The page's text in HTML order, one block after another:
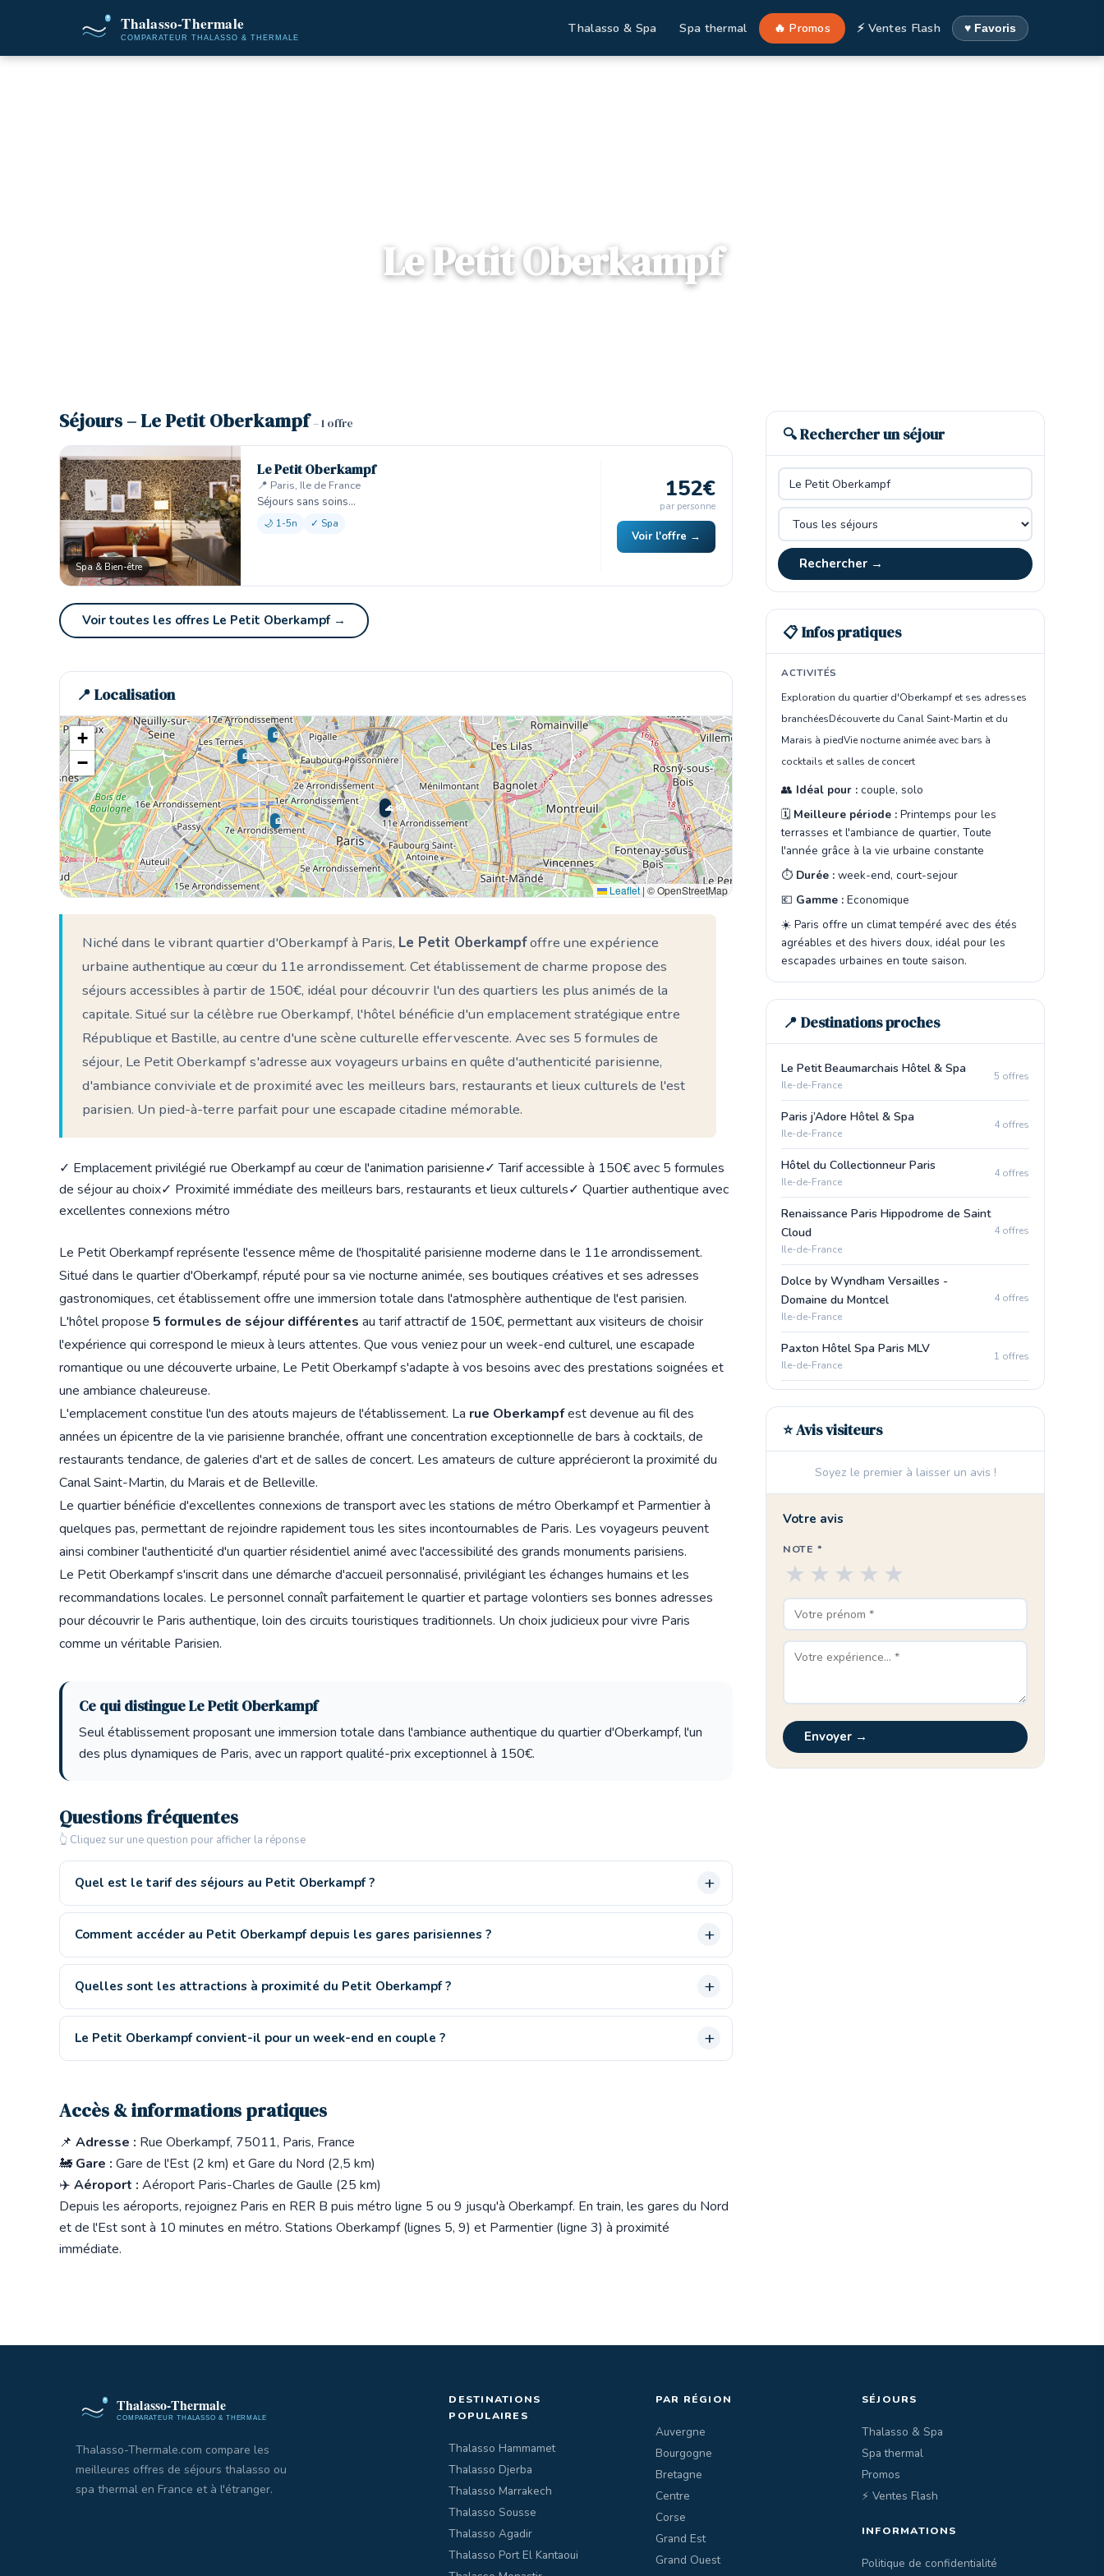
Thalasso & Spa Spa thermal 🔥 Promos ⚡ Ventes Flash ♥ Favoris
Le Petit Oberkampf
Séjours – Le Petit Oberkampf– 1 offre
Spa & Bien-être
Le Petit Oberkampf
📍 Paris, Ile de France
Séjours sans soins…
🌙 1-5n ✓ Spa
152€
par personne
Voir l'offre →
Voir toutes les offres Le Petit Oberkampf →
📍 Localisation
🌊 Ici
🏨
🏨
🏨
+
−
Leaflet | © OpenStreetMap
Niché dans le vibrant quartier d'Oberkampf à Paris, Le Petit Oberkampfoffre une expérience
urbaine authentique au cœur du 11e arrondissement. Cet établissement de charme propose des
séjours accessibles à partir de 150€, idéal pour découvrir l'un des quartiers les plus animés de la
capitale. Situé sur la célèbre rue Oberkampf, l'hôtel bénéficie d'un emplacement stratégique entre
République et Bastille, au centre d'une scène culturelle effervescente. Avec ses 5 formules de
séjour, Le Petit Oberkampf s'adresse aux voyageurs urbains en quête d'authenticité parisienne,
d'ambiance conviviale et de proximité avec les meilleurs bars, restaurants et lieux culturels de l'est
parisien. Un pied-à-terre parfait pour une escapade citadine mémorable.
✓ Emplacement privilégié rue Oberkampf au cœur de l'animation parisienne✓ Tarif accessible à 150€ avec 5 formules
de séjour au choix✓ Proximité immédiate des meilleurs bars, restaurants et lieux culturels✓ Quartier authentique avec
excellentes connexions métro
Le Petit Oberkampf représente l'essence même de l'hospitalité parisienne moderne dans le 11e arrondissement.
Situé dans le quartier d'Oberkampf, réputé pour sa vie nocturne animée, ses boutiques créatives et ses adresses
gastronomiques, cet établissement offre une immersion totale dans l'atmosphère authentique de l'est parisien.
L'hôtel propose 5 formules de séjour différentes au tarif attractif de 150€, permettant aux visiteurs de choisir
l'expérience qui correspond le mieux à leurs attentes. Que vous veniez pour un week-end culturel, une escapade
romantique ou une découverte urbaine, Le Petit Oberkampf s'adapte à vos besoins avec des prestations soignées et
une ambiance chaleureuse.
L'emplacement constitue l'un des atouts majeurs de l'établissement. La rue Oberkampfest devenue au fil des
années un épicentre de la vie parisienne branchée, offrant une concentration exceptionnelle de bars à cocktails, de
restaurants tendance, de galeries d'art et de salles de concert. Les amateurs de culture apprécieront la proximité du
Canal Saint-Martin, du Marais et de Belleville.
Le quartier bénéficie d'excellentes connexions de transport avec les stations de métro Oberkampf et Parmentier à
quelques pas, permettant de rejoindre rapidement tous les sites incontournables de Paris. Les voyageurs peuvent
ainsi combiner l'authenticité d'un quartier résidentiel animé avec l'accessibilité des grands monuments parisiens.
Le Petit Oberkampf s'inscrit dans une démarche d'accueil personnalisé, privilégiant les échanges humains et les
recommandations locales. Le personnel connaît parfaitement le quartier et partage volontiers ses bonnes adresses
pour découvrir le Paris authentique, loin des circuits touristiques traditionnels. Un choix judicieux pour vivre Paris
comme un véritable Parisien.
Ce qui distingue Le Petit Oberkampf
Seul établissement proposant une immersion totale dans l'ambiance authentique du quartier d'Oberkampf, l'un
des plus dynamiques de Paris, avec un rapport qualité-prix exceptionnel à 150€.
Questions fréquentes
👆 Cliquez sur une question pour afficher la réponse
Quel est le tarif des séjours au Petit Oberkampf ?
Comment accéder au Petit Oberkampf depuis les gares parisiennes ?
Quelles sont les attractions à proximité du Petit Oberkampf ?
Le Petit Oberkampf convient-il pour un week-end en couple ?
Accès & informations pratiques
📌 Adresse : Rue Oberkampf, 75011, Paris, France
🚂 Gare : Gare de l'Est (2 km) et Gare du Nord (2,5 km)
✈️ Aéroport : Aéroport Paris-Charles de Gaulle (25 km)
Depuis les aéroports, rejoignez Paris en RER B puis métro ligne 5 ou 9 jusqu'à Oberkampf. En train, les gares du Nord
et de l'Est sont à 10 minutes en métro. Stations Oberkampf (lignes 5, 9) et Parmentier (ligne 3) à proximité
immédiate.
🔍 Rechercher un séjour
Rechercher →
📋 Infos pratiques
ACTIVITÉS
Exploration du quartier d'Oberkampf et ses adresses
branchéesDécouverte du Canal Saint-Martin et du
Marais à piedVie nocturne animée avec bars à
cocktails et salles de concert
👥 Idéal pour : couple, solo
🗓️ Meilleure période : Printemps pour les
terrasses et l'ambiance de quartier, Toute
l'année grâce à la vie urbaine constante
⏱️ Durée : week-end, court-sejour
💶 Gamme : Economique
☀️ Paris offre un climat tempéré avec des étés
agréables et des hivers doux, idéal pour les
escapades urbaines en toute saison.
📍 Destinations proches
Le Petit Beaumarchais Hôtel & Spa
Ile-de-France
5 offres
Paris j’Adore Hôtel & Spa
Ile-de-France
4 offres
Hôtel du Collectionneur Paris
Ile-de-France
4 offres
Renaissance Paris Hippodrome de Saint
Cloud
Ile-de-France
4 offres
Dolce by Wyndham Versailles -
Domaine du Montcel
Ile-de-France
4 offres
Paxton Hôtel Spa Paris MLV
Ile-de-France
1 offres
⭐ Avis visiteurs
Soyez le premier à laisser un avis !
Votre avis
NOTE *
★
★
★
★
★
Envoyer →
Thalasso-Thermale.com compare les
meilleures offres de séjours thalasso ou
spa thermal en France et à l'étranger.
DESTINATIONS
POPULAIRES
Thalasso Hammamet
Thalasso Djerba
Thalasso Marrakech
Thalasso Sousse
Thalasso Agadir
Thalasso Port El Kantaoui
PAR RÉGION
Auvergne
Bourgogne
Bretagne
Centre
Corse
Grand Est
Grand Ouest
SÉJOURS
Thalasso & Spa
Spa thermal
Promos
⚡ Ventes Flash
INFORMATIONS
Politique de confidentialité